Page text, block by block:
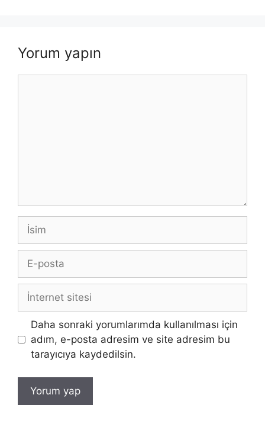
Yorum yapın
İsim
posta
İnternet
Daha sonraki yorumlarımda kullanılması için
adım, e-posta adresim ve site adresim bu
tarayıcıya kaydedilsin.